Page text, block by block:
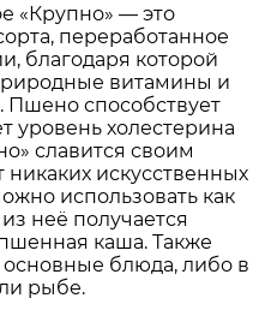
«Крупно» — это
переработанное
благодаря которой
витамины и
способствует
уровень холестерина
славится своим
никаких искусственных
использовать как
неё получается
каша. Также
блюда, либо в
рыбе.